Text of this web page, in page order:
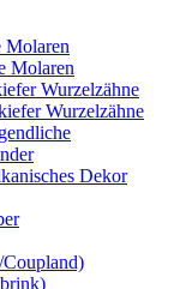
Molaren
Molaren
Wurzelzähne
Wurzelzähne
Dekor